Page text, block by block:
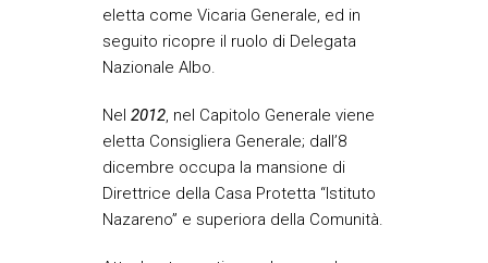
eletta come Vicaria Generale, ed in
seguito ricopre il ruolo di Delegata
Nazionale Albo.
Nel 2012, nel Capitolo Generale viene
eletta Consigliera Generale; dall’8
dicembre occupa la mansione di
Direttrice della Casa Protetta “Istituto
Nazareno” e superiora della Comunità.